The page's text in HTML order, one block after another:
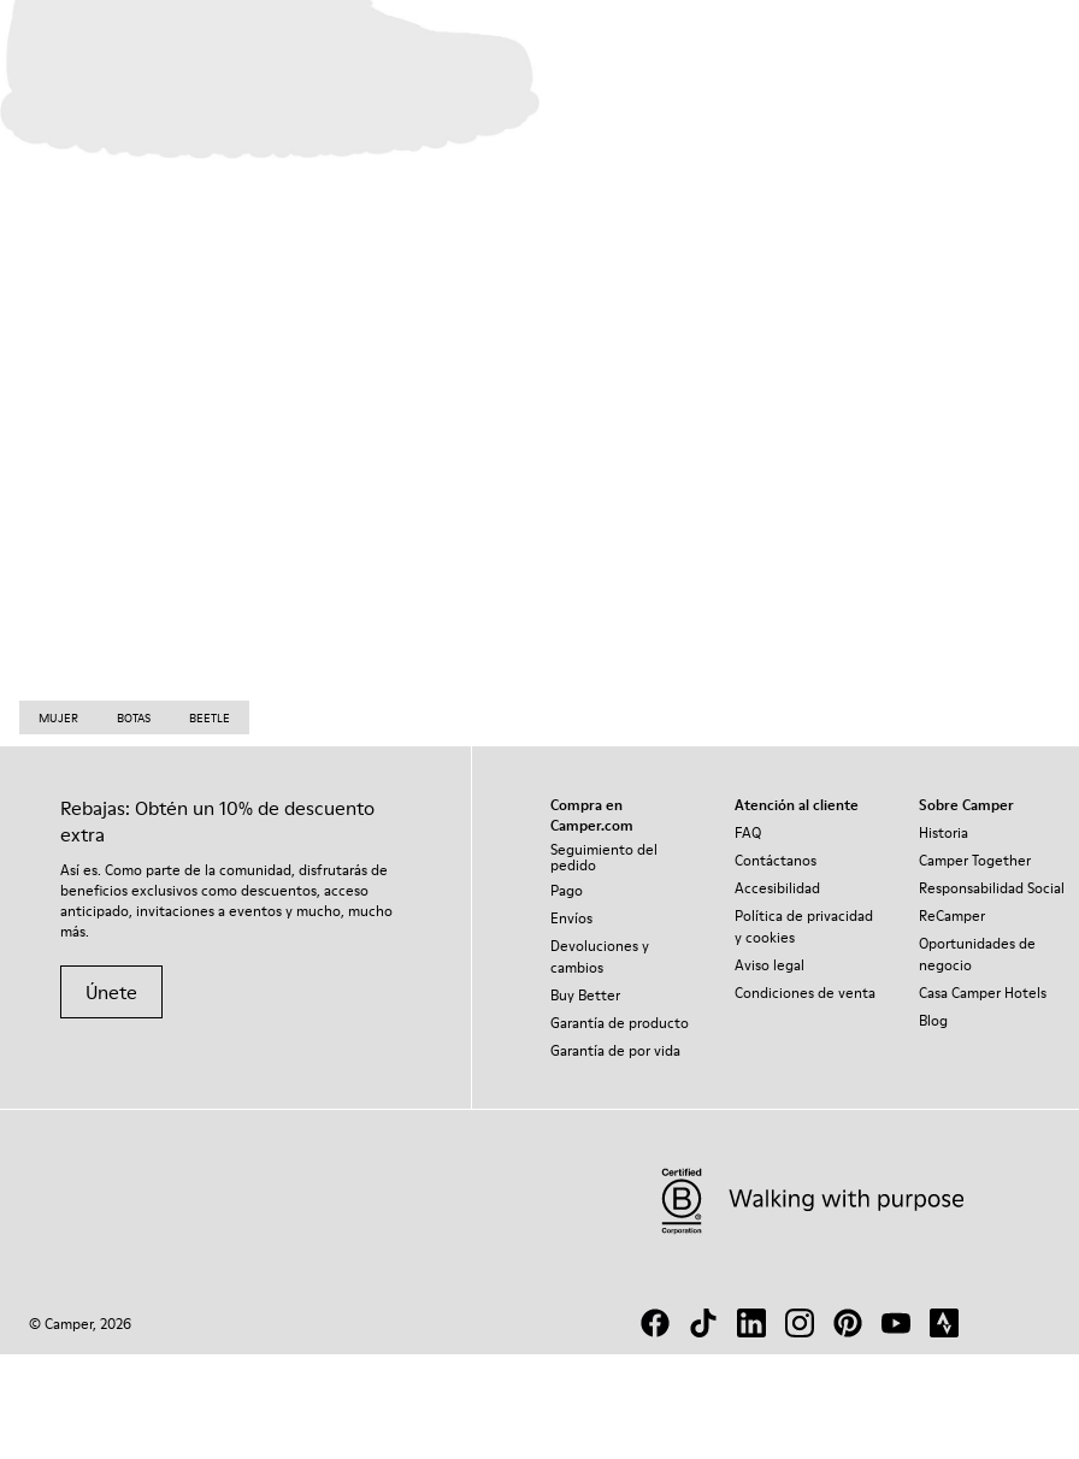
MUJER BOTAS BEETLE
Rebajas: Obtén un 10% de descuento
extra
Así es. Como parte de la comunidad, disfrutarás de
beneficios exclusivos como descuentos, acceso
anticipado, invitaciones a eventos y mucho, mucho
más.
Únete
Compra en
Camper.com
Seguimiento del
pedido
Pago
Envíos
Devoluciones y
cambios
Buy Better
Garantía de producto
Garantía de por vida
Atención al cliente
FAQ
Contáctanos
Accesibilidad
Política de privacidad
y cookies
Aviso legal
Condiciones de venta
Sobre Camper
Historia
Camper Together
Responsabilidad Social
ReCamper
Oportunidades de
negocio
Casa Camper Hotels
Blog
© Camper, 2026